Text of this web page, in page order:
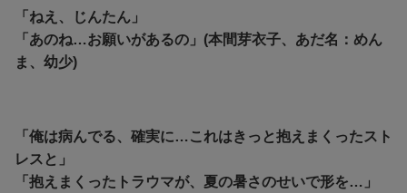
「ねえ、じんたん」
「あのね…お願いがあるの」(本間芽衣子、あだ名：めん
ま、幼少)
「俺は病んでる、確実に…これはきっと抱えまくったスト
レスと」
「抱えまくったトラウマが、夏の暑さのせいで形を…」